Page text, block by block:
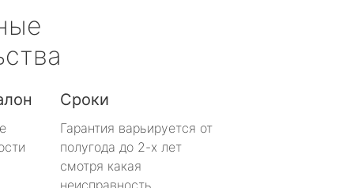
Сроки
Гарантия варьируется от
полугода до 2-х лет
смотря какая
неисправность.